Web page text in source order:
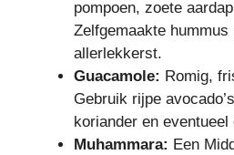
pompoen, zoete
Zelfgemaakte
allerlekkerst.
Guacamole: Romig,
Gebruik rijpe
koriander en eventueel
Muhammara: Een